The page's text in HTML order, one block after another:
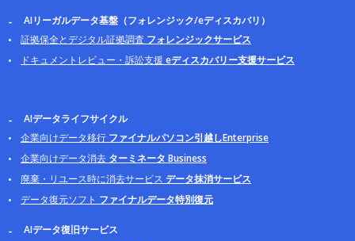
AIリーガルデータ基盤（フォレンジック/eディスカバリ）
証拠保全とデジタル証拠調査 フォレンジックサービス
ドキュメントレビュー・訴訟支援 eディスカバリー支援サービス
AIデータライフサイクル
企業向けデータ移行 ファイナルパソコン引越しEnterprise
企業向けデータ消去 ターミネータ Business
廃棄・リユース時に消去サービス データ抹消サービス
データ復元ソフト ファイナルデータ特別復元
AIデータ復旧サービス